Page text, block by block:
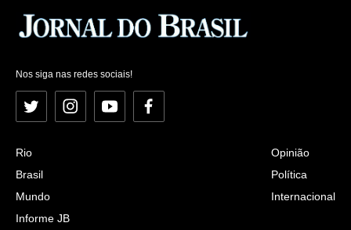
Nos siga nas redes sociais!
Twitter InstagramYouTubeFacebook
Rio
Brasil
Mundo
Informe JB
Opinião
Política
Internacional